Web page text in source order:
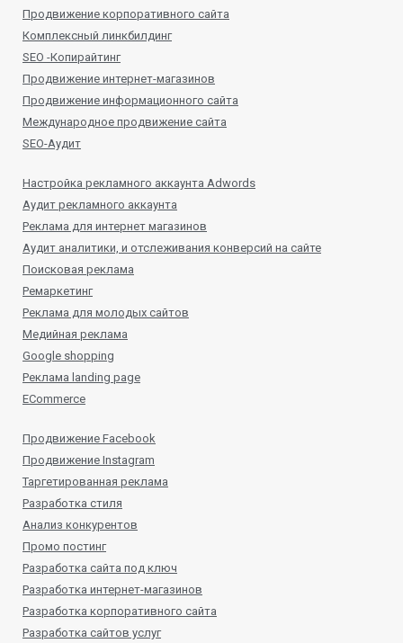
Продвижение корпоративного сайта
Комплексный линкбилдинг
SEO -Копирайтинг
Продвижение интернет-магазинов
Продвижение информационного сайта
Международное продвижение сайта
SEO-Аудит
Настройка рекламного аккаунта Adwords
Аудит рекламного аккаунта
Реклама для интернет магазинов
Аудит аналитики, и отслеживания конверсий на сайте
Поисковая реклама
Ремаркетинг
Реклама для молодых сайтов
Медийная реклама
Google shopping
Реклама landing page
ECommerce
Продвижение Facebook
Продвижение Instagram
Таргетированная реклама
Разработка стиля
Анализ конкурентов
Промо постинг
Разработка сайта под ключ
Разработка интернет-магазинов
Разработка корпоративного сайта
Разработка сайтов услуг